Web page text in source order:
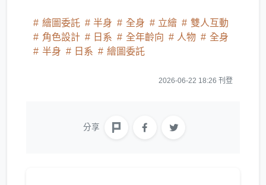
繪圖委託 半身 全身 立繪
雙人互動
角色設計
日系 全年齡向 人物
全身
半身
日系 繪圖委託
2026-06-22 18:26 刊登
分享